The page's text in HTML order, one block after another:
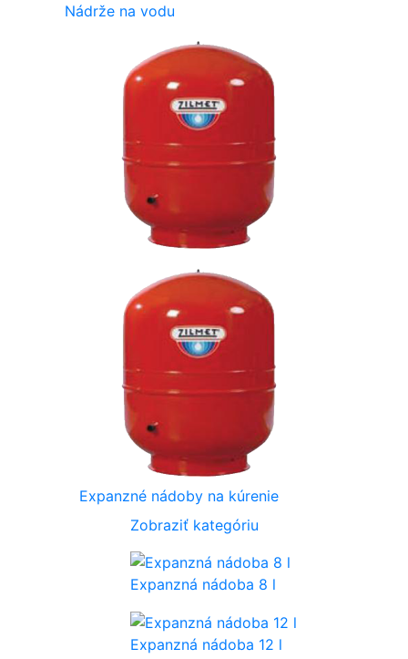
Nádrže na vodu
Expanzné nádoby na kúrenie
Zobraziť kategóriu
Expanzná nádoba 8 l
Expanzná nádoba 12 l